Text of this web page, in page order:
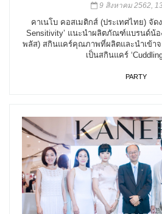
9 สิงหาคม 2562,
คาเนโบ คอสเมติกส์ (ประเทศไทย) จัด
Sensitivity’ แนะนำผลิตภัณฑ์แบรนด์น้อ
พลัส) สกินแคร์คุณภาพที่ผลิตและนำเข้าจ
เป็นสกินแคร์
PARTY